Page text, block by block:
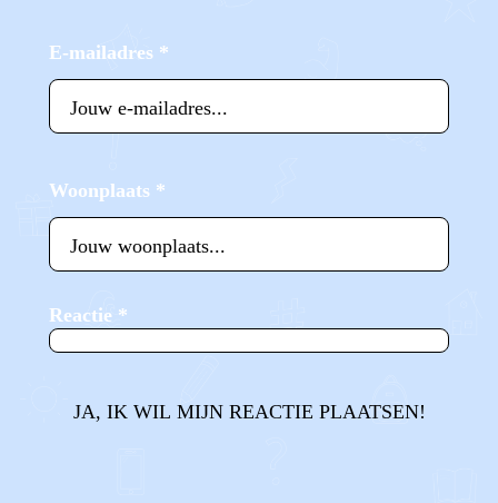
E-mailadres *
Woonplaats *
Reactie *
JA, IK WIL MIJN REACTIE PLAATSEN!